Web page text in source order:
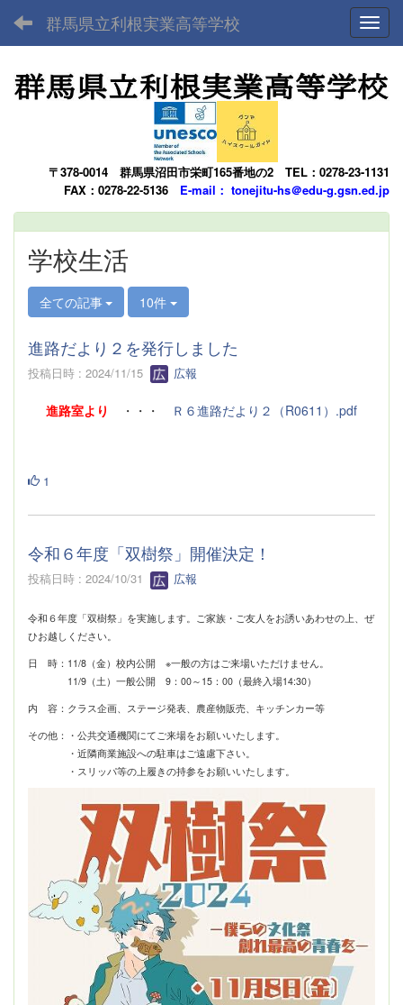
群馬県立利根実業高等学校
〒378-0014 群馬県沼田市栄町165番地の2 TEL：0278-23-1131
FAX：0278-22-5136 E-mail： tonejitu-hs＠edu-g.gsn.ed.jp
学校生活
全ての記事 10件
進路だより２を発行しました
投稿日時 : 2024/11/15 広報
進路室より ・・・ Ｒ６進路だより２（R0611）.pdf
1
令和６年度「双樹祭」開催決定！
投稿日時 : 2024/10/31 広報
令和６年度「双樹祭」を実施します。ご家族・ご友人をお誘いあわせの上、ぜ
ひお越しください。
日 時：11/8（金）校内公開 ※一般の方はご来場いただけません。
11/9（土）一般公開 9：00～15：00（最終入場14:30）
内 容：クラス企画、ステージ発表、農産物販売、キッチンカー等
その他：・公共交通機関にてご来場をお願いいたします。
・近隣商業施設への駐車はご遠慮下さい。
・スリッパ等の上履きの持参をお願いいたします。